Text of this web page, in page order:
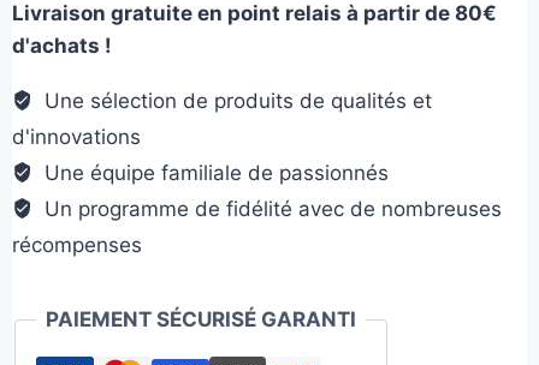
rose
flottante
Livraison gratuite en point relais à partir de 80€
d'achats !
Une sélection de produits de qualités et
d'innovations
Une équipe familiale de passionnés
Un programme de fidélité avec de nombreuses
récompenses
PAIEMENT SÉCURISÉ GARANTI